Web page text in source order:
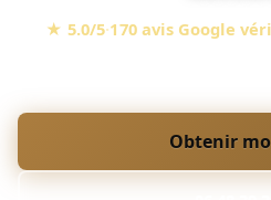
★ 5.0/5·170 avis Google
Obtenir